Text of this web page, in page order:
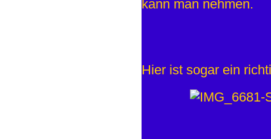
kann man nehmen.
Hier ist sogar ein